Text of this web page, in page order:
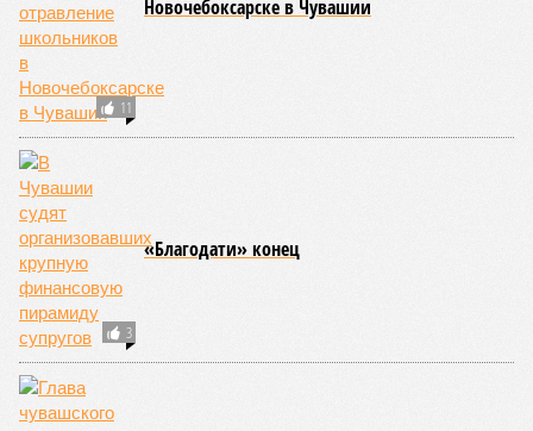
спорта. Такая структура призвана обеспечить системность
в подготовке юных атлетов и создать чёткие ориентиры
для последовательного повышения их квалификации.
Керешу представляет собой традиционное единоборство,
уходящее корнями в культуру чувашского народа. Схватка
проходит следующим образом: соперники располагаются
лицом друг к другу, при этом через пояс каждого из них
перекинуто специальное матерчатое полотенце;
удерживаясь за этот элемент экипировки, борцы вступают
в противоборство, основная задача которого заключается в
том, чтобы опрокинуть противника.
Современная версия чувашской национальной борьбы
была создана в 1990-х годах. С того периода дисциплина
переживает этап активного возрождения, сохраняя при
этом неразрывную связь с многовековыми народными